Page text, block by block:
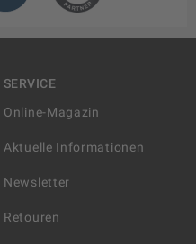
SERVICE
Online-Magazin
Aktuelle Informationen
Newsletter
Retouren